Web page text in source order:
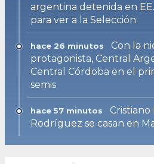
argentina detenida en
para ver a la Selección
hace 26 minutos
Con la
protagonista, Central
Central Córdoba en el
semis
hace 57 minutos
Rodríguez se casan en